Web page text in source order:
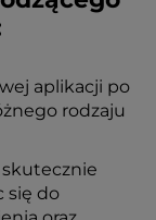
aplikacji po
rodzaju
się do